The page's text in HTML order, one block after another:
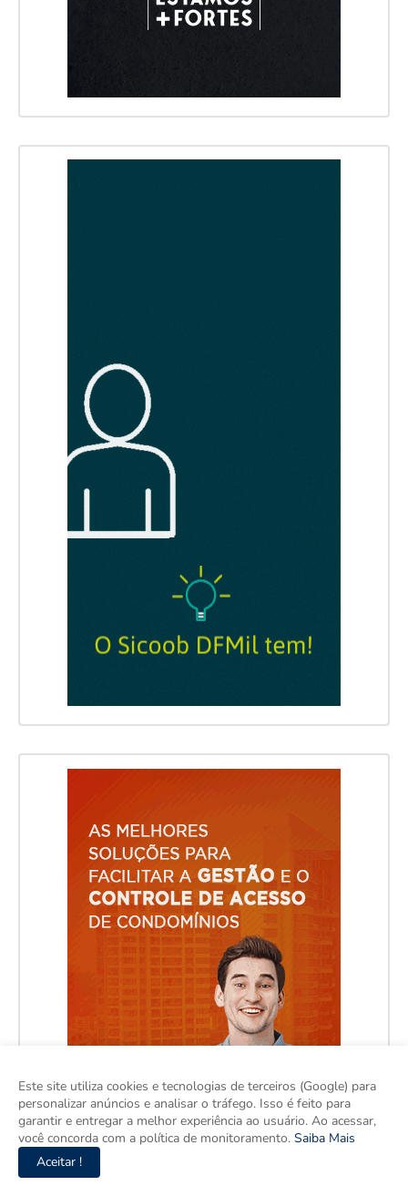
Este site utiliza cookies e tecnologias de terceiros (Google) para
personalizar anúncios e analisar o tráfego. Isso é feito para
garantir e entregar a melhor experiência ao usuário. Ao acessar,
você concorda com a política de monitoramento. Saiba Mais
Aceitar !